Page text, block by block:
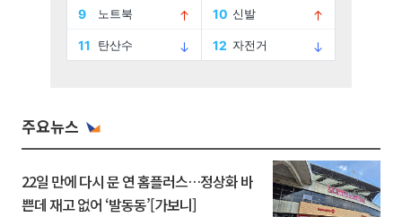
주요뉴스
22일 만에 다시 문 연 홈플러스…정상화 바
쁜데 재고 없어 ‘발동동’[가보니]